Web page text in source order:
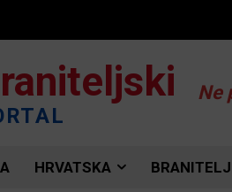
Ne
HRVATSKA